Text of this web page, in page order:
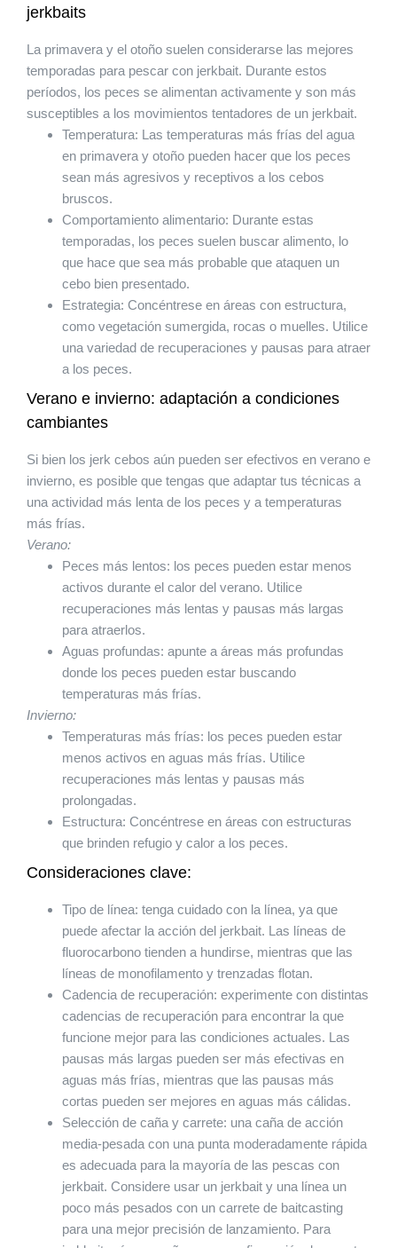
jerkbaits
La primavera y el otoño suelen considerarse las mejores
temporadas para pescar con jerkbait. Durante estos
períodos, los peces se alimentan activamente y son más
susceptibles a los movimientos tentadores de un jerkbait.
Temperatura: Las temperaturas más frías del agua
en primavera y otoño pueden hacer que los peces
sean más agresivos y receptivos a los cebos
bruscos.
Comportamiento alimentario: Durante estas
temporadas, los peces suelen buscar alimento, lo
que hace que sea más probable que ataquen un
cebo bien presentado.
Estrategia: Concéntrese en áreas con estructura,
como vegetación sumergida, rocas o muelles. Utilice
una variedad de recuperaciones y pausas para atraer
a los peces.
Verano e invierno: adaptación a condiciones
cambiantes
Si bien los jerk cebos aún pueden ser efectivos en verano e
invierno, es posible que tengas que adaptar tus técnicas a
una actividad más lenta de los peces y a temperaturas
más frías.
Verano:
Peces más lentos: los peces pueden estar menos
activos durante el calor del verano. Utilice
recuperaciones más lentas y pausas más largas
para atraerlos.
Aguas profundas: apunte a áreas más profundas
donde los peces pueden estar buscando
temperaturas más frías.
Invierno:
Temperaturas más frías: los peces pueden estar
menos activos en aguas más frías. Utilice
recuperaciones más lentas y pausas más
prolongadas.
Estructura: Concéntrese en áreas con estructuras
que brinden refugio y calor a los peces.
Consideraciones clave:
Tipo de línea: tenga cuidado con la línea, ya que
puede afectar la acción del jerkbait. Las líneas de
fluorocarbono tienden a hundirse, mientras que las
líneas de monofilamento y trenzadas flotan.
Cadencia de recuperación: experimente con distintas
cadencias de recuperación para encontrar la que
funcione mejor para las condiciones actuales. Las
pausas más largas pueden ser más efectivas en
aguas más frías, mientras que las pausas más
cortas pueden ser mejores en aguas más cálidas.
Selección de caña y carrete: una caña de acción
media-pesada con una punta moderadamente rápida
es adecuada para la mayoría de las pescas con
jerkbait. Considere usar un jerkbait y una línea un
poco más pesados con un carrete de baitcasting
para una mejor precisión de lanzamiento. Para